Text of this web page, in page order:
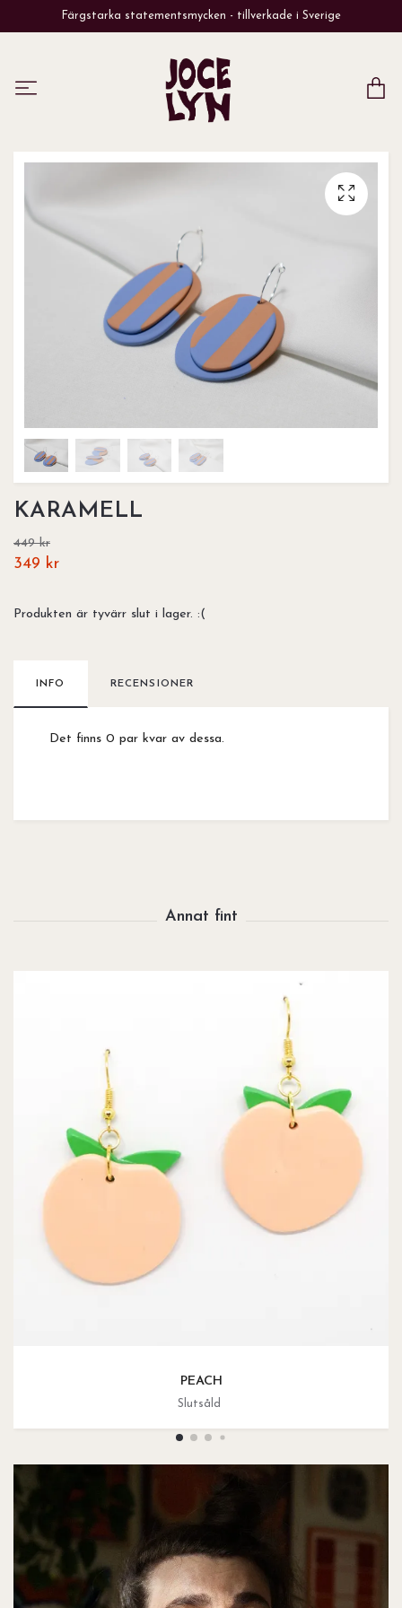
Färgstarka statementsmycken - tillverkade i Sverige
KARAMELL
449 kr
349 kr
Produkten är tyvärr slut i lager. :(
INFO RECENSIONER
Det finns 0 par kvar av dessa.
PEACH
Slutsåld